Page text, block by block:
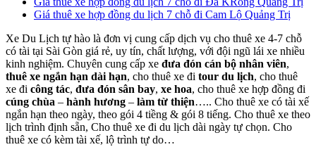
Giá thuê xe hợp đồng du lịch 7 chỗ đi Cam Lộ Quảng Trị
Xe Du Lịch tự hào là đơn vị cung cấp dịch vụ cho thuê xe 4-7 chỗ
có tài tại Sài Gòn giá rẻ, uy tín, chất lượng, với đội ngũ lái xe nhiều
kinh nghiệm. Chuyên cung cấp xe đưa đón cán bộ nhân viên,
thuê xe ngắn hạn dài hạn, cho thuê xe đi tour du lịch, cho thuê
xe đi công tác, đưa đón sân bay, xe hoa, cho thuê xe hợp đồng đi
cúng chùa – hành hương – làm từ thiện….. Cho thuê xe có tài xế
ngắn hạn theo ngày, theo gói 4 tiềng & gói 8 tiếng. Cho thuê xe theo
lịch trình định sẵn, Cho thuê xe đi du lịch dài ngày tự chọn. Cho
thuê xe có kèm tài xế, lộ trình tự do…